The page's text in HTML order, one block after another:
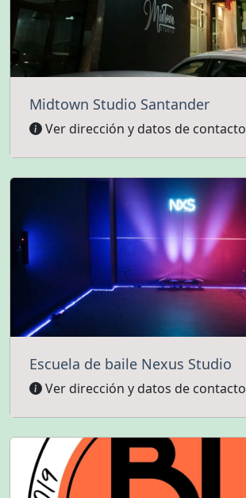
Midtown Studio Santander
Ver dirección y datos de contacto
Escuela de baile Nexus Studio
Ver dirección y datos de contacto